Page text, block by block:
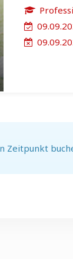
Zeitpunkt